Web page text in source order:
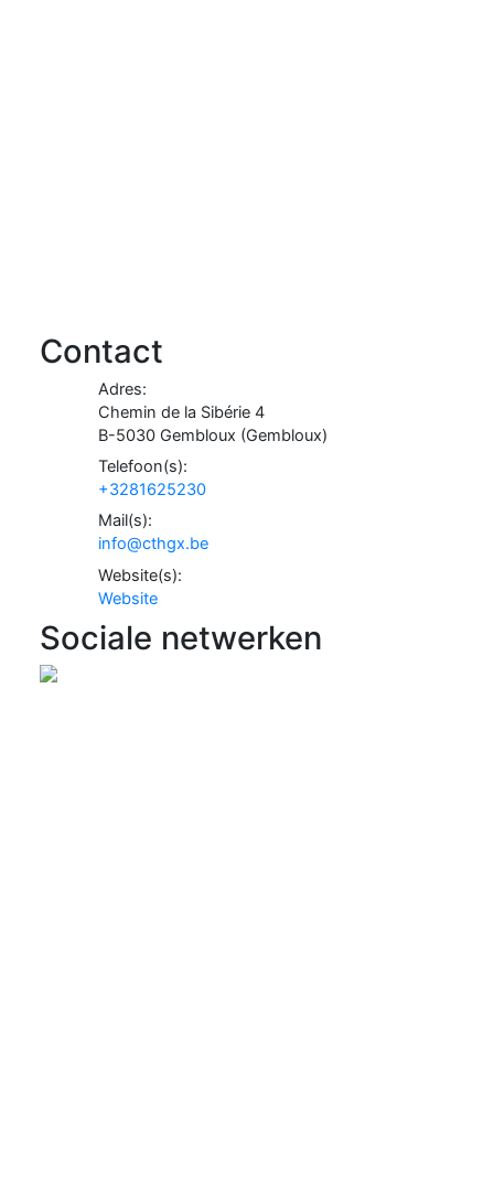
Contact
Adres:
Chemin de la Sibérie 4
B-5030 Gembloux (Gembloux)
Telefoon(s):
+3281625230
Mail(s):
info@cthgx.be
Website(s):
Website
Sociale netwerken